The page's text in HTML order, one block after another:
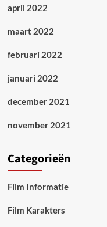
april 2022
maart 2022
februari 2022
januari 2022
december 2021
november 2021
Categorieën
Film Informatie
Film Karakters